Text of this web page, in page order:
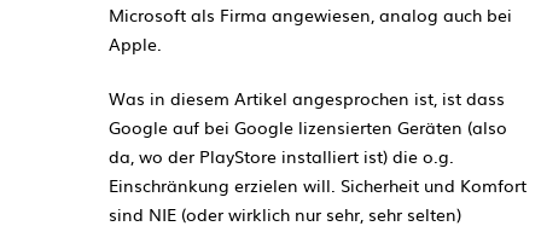
Microsoft als Firma angewiesen, analog auch bei
Apple.
Was in diesem Artikel angesprochen ist, ist dass
Google auf bei Google lizensierten Geräten (also
da, wo der PlayStore installiert ist) die o.g.
Einschränkung erzielen will. Sicherheit und Komfort
sind NIE (oder wirklich nur sehr, sehr selten)